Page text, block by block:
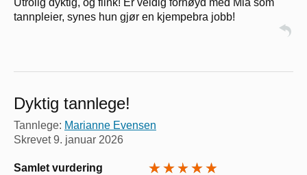
Utrolig dyktig, og flink! Er veldig fornøyd med Mia som
tannpleier, synes hun gjør en kjempebra jobb!
Dyktig tannlege!
Tannlege: Marianne Evensen
Skrevet9. januar 2026
Samlet vurdering